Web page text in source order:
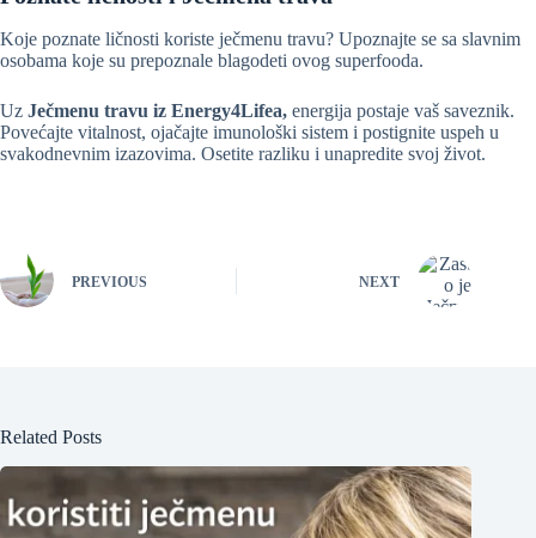
Koje poznate ličnosti koriste ječmenu travu? Upoznajte se sa slavnim
osobama koje su prepoznale blagodeti ovog superfooda.
Uz Ječmenu travu iz Energy4Lifea, energija postaje vaš saveznik.
Povećajte vitalnost, ojačajte imunološki sistem i postignite uspeh u
svakodnevnim izazovima. Osetite razliku i unapredite svoj život.
PREVIOUS NEXT
Related Posts